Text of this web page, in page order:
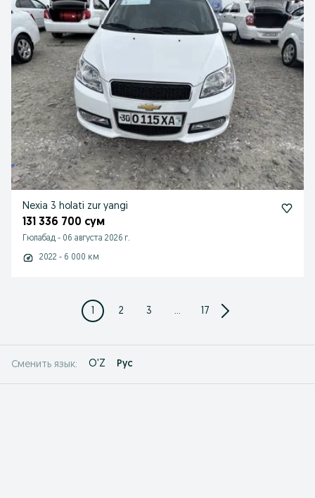
Nexia 3 holati zur yangi
131 336 700 сум
Гюлабад - 06 августа 2026 г.
2022 - 6 000 км
1 2 3 ... 17
Сменить язык: O'Z Рус